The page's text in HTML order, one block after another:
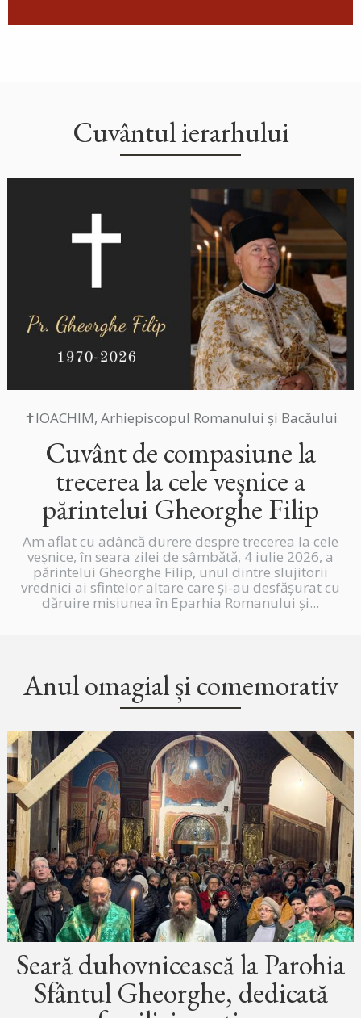
Cuvântul ierarhului
✝IOACHIM, Arhiepiscopul Romanului și Bacăului
Cuvânt de compasiune la
trecerea la cele veșnice a
părintelui Gheorghe Filip
Am aflat cu adâncă durere despre trecerea la cele
veșnice, în seara zilei de sâmbătă, 4 iulie 2026, a
părintelui Gheorghe Filip, unul dintre slujitorii
vrednici ai sfintelor altare care și-au desfășurat cu
dăruire misiunea în Eparhia Romanului și...
Anul omagial și comemorativ
Seară duhovnicească la Parohia
Sfântul Gheorghe, dedicată